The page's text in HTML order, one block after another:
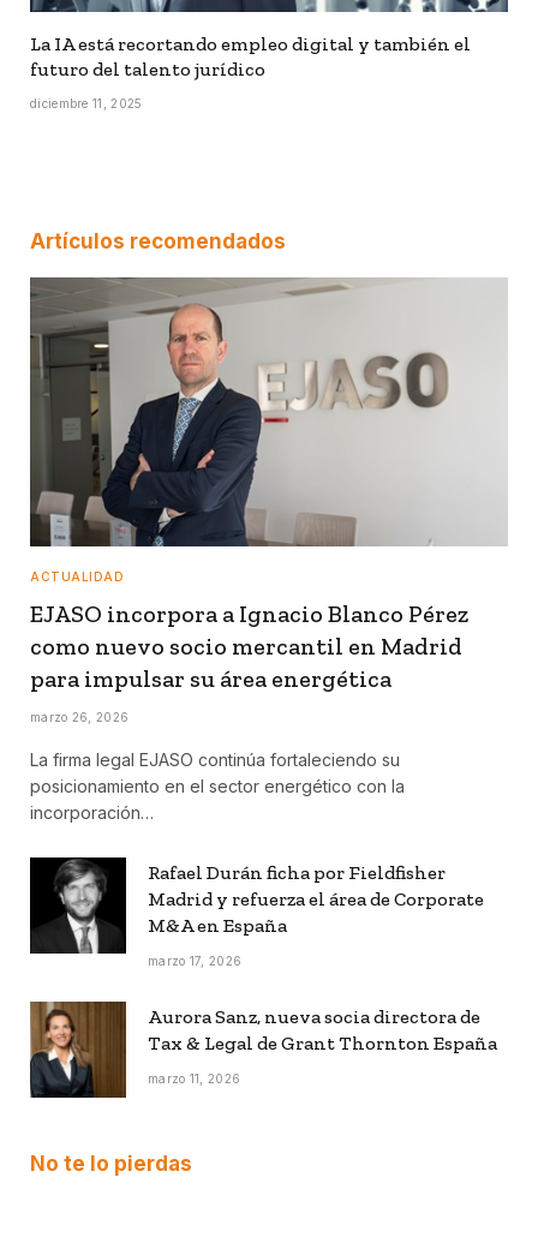
La IA está recortando empleo digital y también el
futuro del talento jurídico
diciembre 11, 2025
Artículos recomendados
ACTUALIDAD
EJASO incorpora a Ignacio Blanco Pérez
como nuevo socio mercantil en Madrid
para impulsar su área energética
marzo 26, 2026
La firma legal EJASO continúa fortaleciendo su
posicionamiento en el sector energético con la
incorporación…
Rafael Durán ficha por Fieldfisher
Madrid y refuerza el área de Corporate
M&A en España
marzo 17, 2026
Aurora Sanz, nueva socia directora de
Tax & Legal de Grant Thornton España
marzo 11, 2026
No te lo pierdas